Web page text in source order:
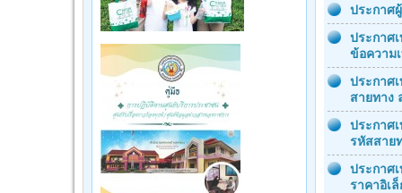
ประกาศ
ประกาศ
ข้อความ
ประกาศ
สายทาง
ประกาศ
รหัสสาย
ประกาศ
ราคาอิเ